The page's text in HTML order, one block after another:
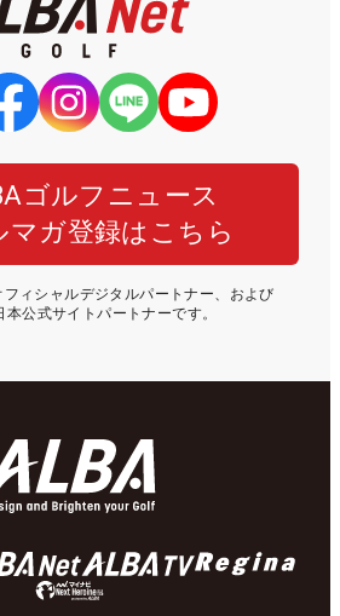
ゴルフニュース
マガ登録はこちら
ィシャルデジタルパートナー、および
本公式サイトパートナーです。